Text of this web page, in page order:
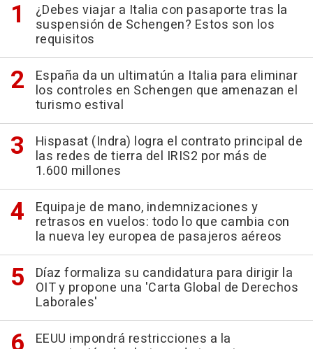
¿Debes viajar a Italia con pasaporte tras la
suspensión de Schengen? Estos son los
requisitos
España da un ultimatún a Italia para eliminar
los controles en Schengen que amenazan el
turismo estival
Hispasat (Indra) logra el contrato principal de
las redes de tierra del IRIS2 por más de
1.600 millones
Equipaje de mano, indemnizaciones y
retrasos en vuelos: todo lo que cambia con
la nueva ley europea de pasajeros aéreos
Díaz formaliza su candidatura para dirigir la
OIT y propone una 'Carta Global de Derechos
Laborales'
EEUU impondrá restricciones a la